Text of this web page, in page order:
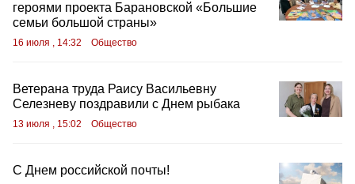
героями проекта Барановской «Большие
семьи большой страны»
16 июля , 14:32 Общество
Ветерана труда Раису Васильевну
Селезневу поздравили с Днем рыбака
13 июля , 15:02 Общество
С Днем российской почты!